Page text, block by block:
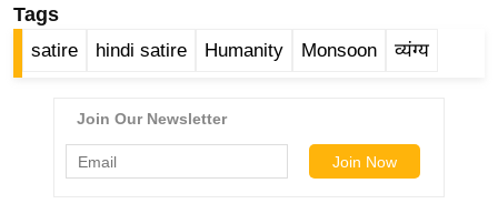
ज
ज
Tags
satire hindi satire Humanity Monsoon व्यंग्य